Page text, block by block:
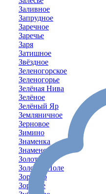
Заливное
Запрудное
Заречное
Заречье
Заря
Затишное
Звёздное
Зеленогорское
Зеленогорье
Зелёная Нива
Зелёное
Зелёный Яр
Земляничное
Зерновое
Зимино
Знаменка
Знаменское
Золотое
Золотое Поле
Зоркино
Зоряное